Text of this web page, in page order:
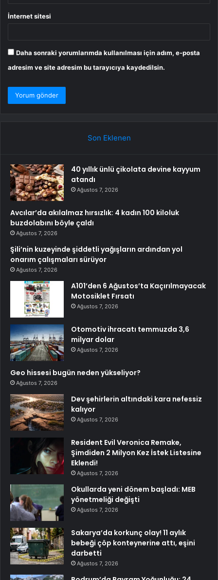
İnternet sitesi
Daha sonraki yorumlarımda kullanılması için adım, e-posta
adresim ve site adresim bu tarayıcıya kaydedilsin.
Son Eklenen
40 yıllık ünlü çikolata devine kayyum
atandı
Ağustos 7, 2026
Avcılar’da akılalmaz hırsızlık: 4 kadın 100 kiloluk
buzdolabını böyle çaldı
Ağustos 7, 2026
Şili’nin kuzeyinde şiddetli yağışların ardından yol
onarım çalışmaları sürüyor
Ağustos 7, 2026
A101’den 6 Ağustos’ta Kaçırılmayacak
Motosiklet Fırsatı
Ağustos 7, 2026
Otomotiv ihracatı temmuzda 3,6
milyar dolar
Ağustos 7, 2026
Geo hissesi bugün neden yükseliyor?
Ağustos 7, 2026
Dev şehirlerin altındaki kara nefessiz
kalıyor
Ağustos 7, 2026
Resident Evil Veronica Remake,
Şimdiden 2 Milyon Kez İstek Listesine
Eklendi!
Ağustos 7, 2026
Okullarda yeni dönem başladı: MEB
yönetmeliği değişti
Ağustos 7, 2026
Sakarya’da korkunç olay! 11 aylık
bebeği çöp konteynerine attı, eşini
darbetti
Ağustos 7, 2026